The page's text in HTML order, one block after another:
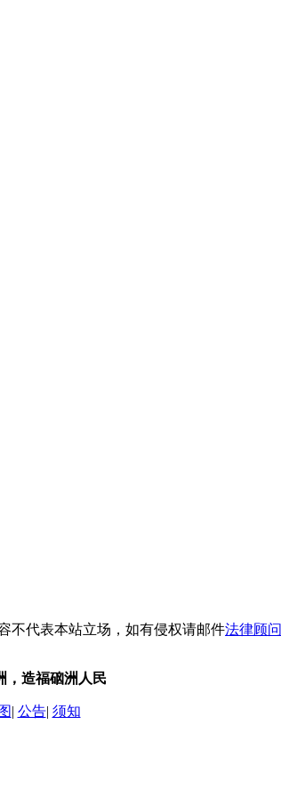
不代表本站立场，如有侵权请邮件法律顾问
，造福硇洲人民
| 公告| 须知